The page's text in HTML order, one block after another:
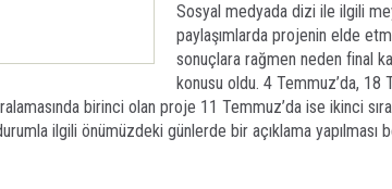
Sosyal medyada dizi ile ilgili
paylaşımlarda projenin elde
sonuçlara rağmen neden final
konusu oldu. 4 Temmuz’da, 18
birinci olan proje 11 Temmuz’da ise ikinci
ilgili önümüzdeki günlerde bir açıklama yapılması